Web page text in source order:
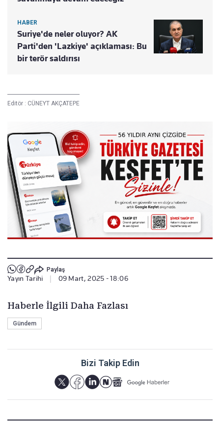
HABER
Suriye'de neler oluyor? AK
Parti'den 'Lazkiye' açıklaması: Bu
bir terör saldırısı
Editör : CÜNEYT AKÇATEPE
Paylaş
Yayın Tarihi 09 Mart, 2025 - 18:06
Haberle İlgili Daha Fazlası
Gündem
Bizi Takip Edin